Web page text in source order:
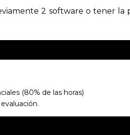
2 software o tener la
(80% de las horas)